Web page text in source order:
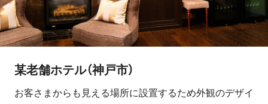
某老舗ホテル（神戸市）
お客さまからも見える場所に設置するため外観のデザイ